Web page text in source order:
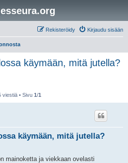
Kirjaudu sisään
Rekisteröidy
käymään, mitä jutella?
viestiä • Sivu 1/1
käymään, mitä jutella?
mainoketta ja viekkaan ovelasti